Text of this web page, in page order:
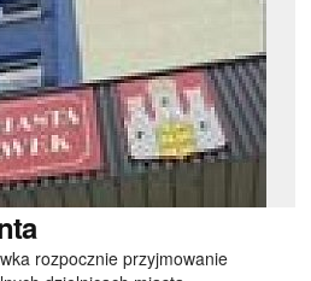
rozpocznie przyjmowanie